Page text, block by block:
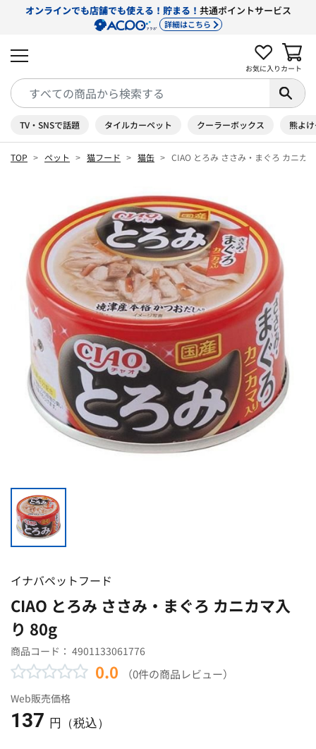
オンラインでも店舗でも使える！貯まる！ 共通ポイントサービス
詳細はこちら
お気に入り カート
TV・SNSで話題 タイルカーペット クーラーボックス 熊よ
TOP ペット 猫フード 猫缶 CIAO とろみ ささみ・まぐろ カニカ
イナバペットフード
CIAO とろみ ささみ・まぐろ カニカマ入
り 80g
商品コード： 4901133061776
0.0 （0件の商品レビュー）
Web販売価格
137 円（税込）